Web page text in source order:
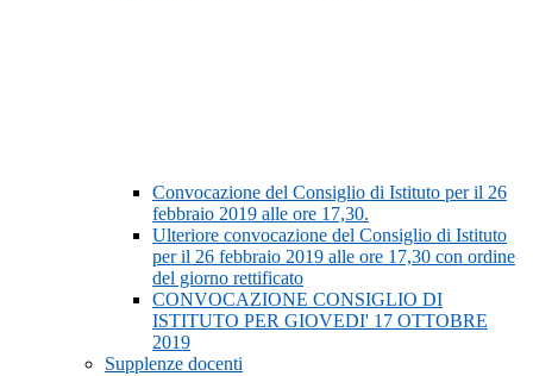
Convocazione del Consiglio di Istituto per il 26
febbraio 2019 alle ore 17,30.
Ulteriore convocazione del Consiglio di Istituto
per il 26 febbraio 2019 alle ore 17,30 con ordine
del giorno rettificato
CONVOCAZIONE CONSIGLIO DI
ISTITUTO PER GIOVEDI' 17 OTTOBRE
2019
Supplenze docenti